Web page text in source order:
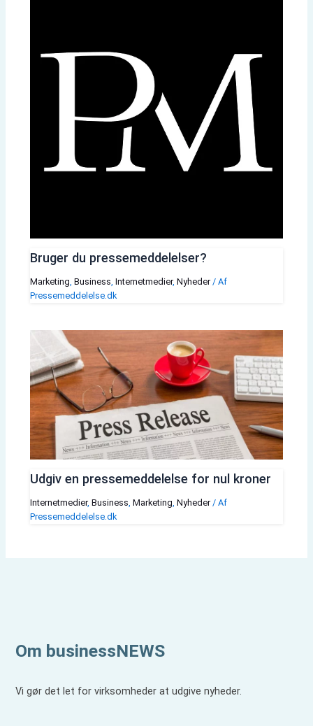
Bruger du pressemeddelelser?
Marketing Business Internetmedier, Nyheder/ Af
Pressemeddelelse.dk
Udgiv en pressemeddelelse for nul kroner
Internetmedier, Business Marketing Nyheder/ Af
Pressemeddelelse.dk
Om businessNEWS
Vi gør det let for virksomheder at udgive nyheder.